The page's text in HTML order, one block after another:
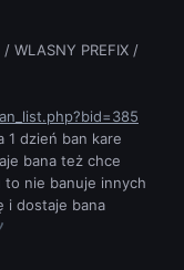
WLASNY PREFIX /
1 dzień ban kare
bana też chce
nie banuje innych
i dostaje bana